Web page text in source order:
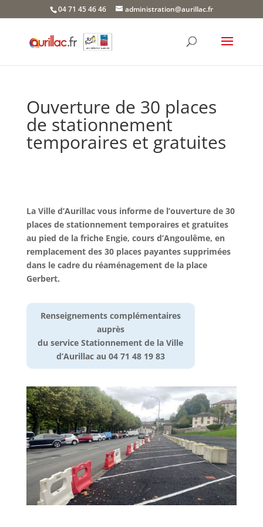
04 71 45 46 46 administration@aurillac.fr
Ouverture de 30 places
de stationnement
temporaires et gratuites
La Ville d’Aurillac vous informe de l’ouverture de 30
places de stationnement temporaires et gratuites
au pied de la friche Engie, cours d’Angoulême, en
remplacement des 30 places payantes supprimées
dans le cadre du réaménagement de la place
Gerbert.
Renseignements complémentaires
auprès
du service Stationnement de la Ville
d’Aurillac au 04 71 48 19 83